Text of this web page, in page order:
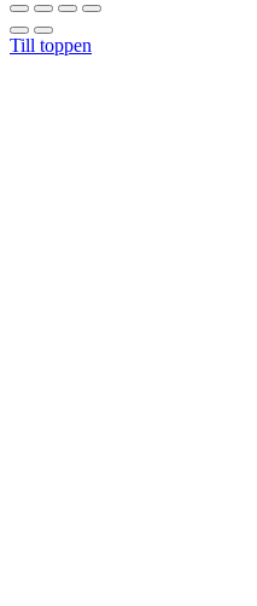
Till toppen